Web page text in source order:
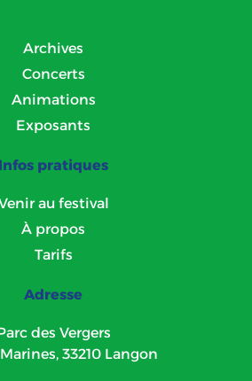
Archives
Concerts
Animations
Exposants
Infos pratiques
au festival
À propos
Tarifs
Adresse
des Vergers
33210 Langon